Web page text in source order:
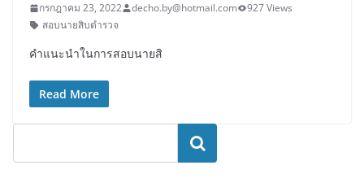
กรกฎาคม 23, 2022 decho.by@hotmail.com
927 Views
สอบนายสิบตำรวจ
คำแนะนำในการสอบนายสิ
Read More
ค้นหา